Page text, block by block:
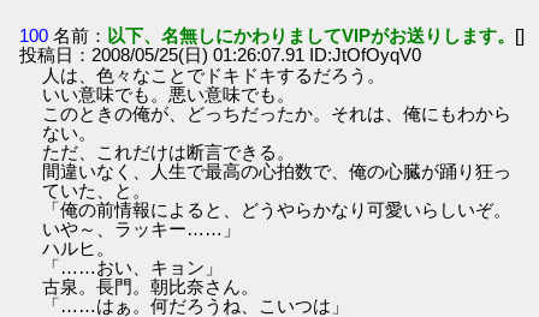
100 名前： 以下、名無しにかわりましてVIPがお送りします。 []
投稿日：2008/05/25(日) 01:26:07.91 ID:JtOfOyqV0
人は、色々なことでドキドキするだろう。
いい意味でも。悪い意味でも。
このときの俺が、どっちだったか。それは、俺にもわから
ない。
ただ、これだけは断言できる。
間違いなく、人生で最高の心拍数で、俺の心臓が踊り狂っ
ていた、と。
「俺の前情報によると、どうやらかなり可愛いらしいぞ。
いや～、ラッキー……」
ハルヒ。
「……おい、キョン」
古泉。長門。朝比奈さん。
「……はぁ。何だろうね、こいつは」